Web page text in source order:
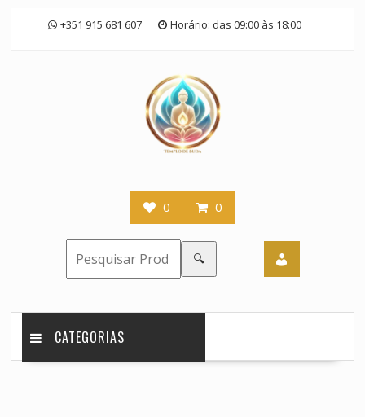
+351 915 681 607 Horário: das 09:00 às 18:00
0 0
🔍
CATEGORIAS